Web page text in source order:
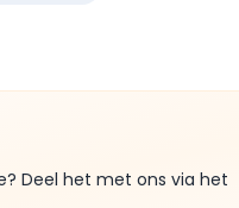
Deel het met ons via het